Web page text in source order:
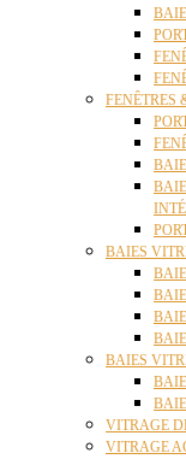
FENÊTRES
BAIES
BAIES
VITRAGE
VITRAGE